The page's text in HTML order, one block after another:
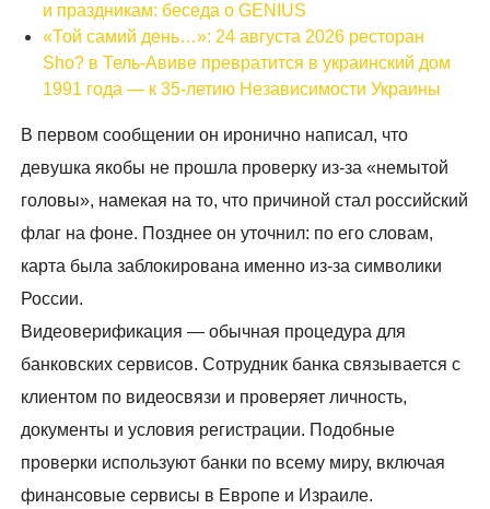
и праздникам: беседа о GENIUS
«Той самий день…»: 24 августа 2026 ресторан
Sho? в Тель-Авиве превратится в украинский дом
1991 года — к 35-летию Независимости Украины
В первом сообщении он иронично написал, что
девушка якобы не прошла проверку из-за «немытой
головы», намекая на то, что причиной стал российский
флаг на фоне. Позднее он уточнил: по его словам,
карта была заблокирована именно из-за символики
России.
Видеоверификация — обычная процедура для
банковских сервисов. Сотрудник банка связывается с
клиентом по видеосвязи и проверяет личность,
документы и условия регистрации. Подобные
проверки используют банки по всему миру, включая
финансовые сервисы в Европе и Израиле.